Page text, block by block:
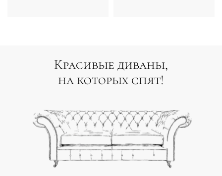
Красивые диваны,
на которых спят!